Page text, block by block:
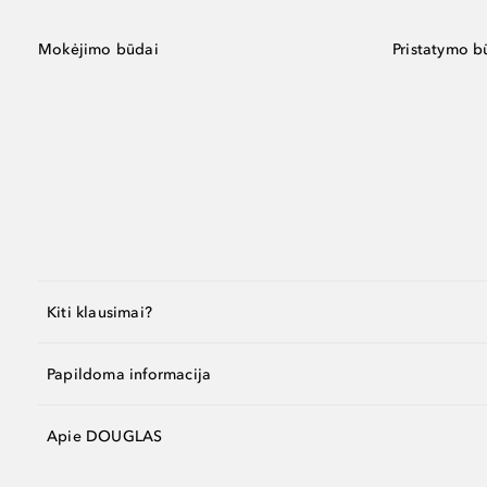
Mokėjimo būdai Pristatymo
Kiti klausimai?
Papildoma informacija
Apie DOUGLAS